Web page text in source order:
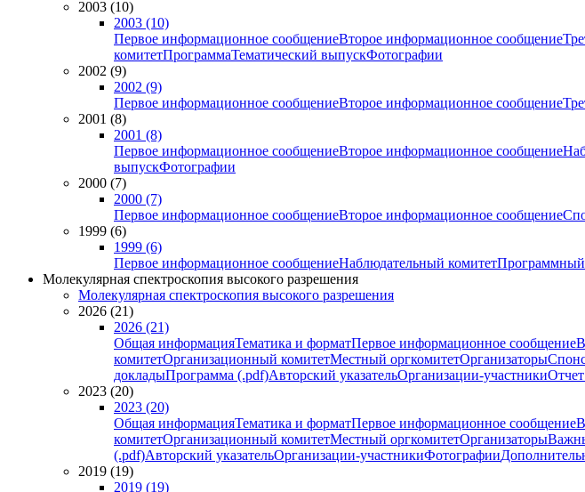
2003 (10)
2003 (10)
Первое информационное сообщениеВторое информационное сообщение
комитетПрограммаТематический выпускФотографии
2002 (9)
2002 (9)
Первое информационное сообщениеВторое информационное сообщение
2001 (8)
2001 (8)
Первое информационное сообщениеВторое информационное сообщение
выпускФотографии
2000 (7)
2000 (7)
Первое информационное сообщениеВторое информационное сообщение
1999 (6)
1999 (6)
Первое информационное сообщениеНаблюдательный комитетПрограммный
Молекулярная спектроскопия высокого разрешения
Молекулярная спектроскопия высокого разрешения
2026 (21)
2026 (21)
Общая информацияТематика и форматПервое информационное сообщение
комитетОрганизационный комитетМестный оргкомитетОрганизаторы
докладыПрограмма (.pdf)Авторский указательОрганизации-участники
2023 (20)
2023 (20)
Общая информацияТематика и форматПервое информационное сообщение
комитетОрганизационный комитетМестный оргкомитетОрганизаторы
(.pdf)Авторский указательОрганизации-участникиФотографии
2019 (19)
2019 (19)